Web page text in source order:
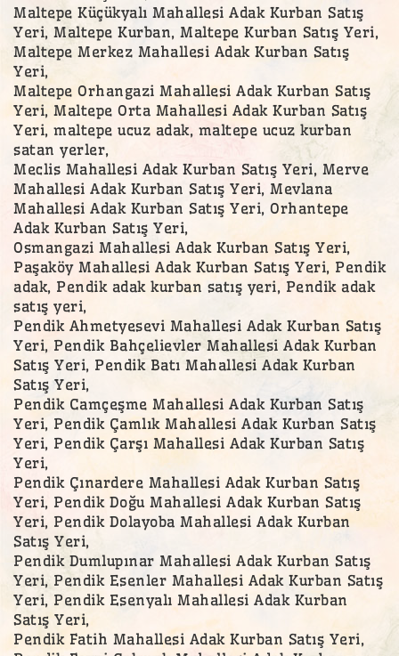
Maltepe Küçükyalı Mahallesi Adak Kurban Satış
Yeri, Maltepe Kurban, Maltepe Kurban Satış Yeri,
Maltepe Merkez Mahallesi Adak Kurban Satış
Yeri,
Maltepe Orhangazi Mahallesi Adak Kurban Satış
Yeri, Maltepe Orta Mahallesi Adak Kurban Satış
Yeri, maltepe ucuz adak, maltepe ucuz kurban
satan yerler,
Meclis Mahallesi Adak Kurban Satış Yeri, Merve
Mahallesi Adak Kurban Satış Yeri, Mevlana
Mahallesi Adak Kurban Satış Yeri, Orhantepe
Adak Kurban Satış Yeri,
Osmangazi Mahallesi Adak Kurban Satış Yeri,
Paşaköy Mahallesi Adak Kurban Satış Yeri, Pendik
adak, Pendik adak kurban satış yeri, Pendik adak
satış yeri,
Pendik Ahmetyesevi Mahallesi Adak Kurban Satış
Yeri, Pendik Bahçelievler Mahallesi Adak Kurban
Satış Yeri, Pendik Batı Mahallesi Adak Kurban
Satış Yeri,
Pendik Camçeşme Mahallesi Adak Kurban Satış
Yeri, Pendik Çamlık Mahallesi Adak Kurban Satış
Yeri, Pendik Çarşı Mahallesi Adak Kurban Satış
Yeri,
Pendik Çınardere Mahallesi Adak Kurban Satış
Yeri, Pendik Doğu Mahallesi Adak Kurban Satış
Yeri, Pendik Dolayoba Mahallesi Adak Kurban
Satış Yeri,
Pendik Dumlupınar Mahallesi Adak Kurban Satış
Yeri, Pendik Esenler Mahallesi Adak Kurban Satış
Yeri, Pendik Esenyalı Mahallesi Adak Kurban
Satış Yeri,
Pendik Fatih Mahallesi Adak Kurban Satış Yeri,